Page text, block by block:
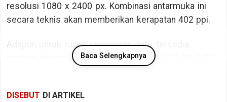
resolusi 1080 x 2400 px. Kombinasi antarmuka ini
secara teknis akan memberikan kerapatan 402 ppi.
Adapun untuk ruang penyimpan data, tersedia
memori internal berkapasitas 128/256/512 GB (UFS
Bicara kinerja, Motorola Edge 30 Fusion ditopang
Baca Selengkapnya
DISEBUT DI ARTIKEL